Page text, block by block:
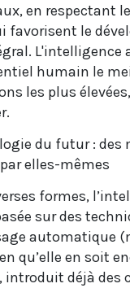
en respectant
favorisent le
L'intelligence
humain le
les plus
du futur : des
elles-mêmes
formes,
sur des
automatique
qu’elle en soit
déjà des